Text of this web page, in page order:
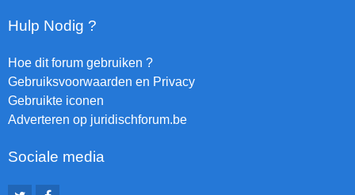
Hulp Nodig ?
Hoe dit forum gebruiken ?
Gebruiksvoorwaarden en Privacy
Gebruikte iconen
Adverteren op juridischforum.be
Sociale media